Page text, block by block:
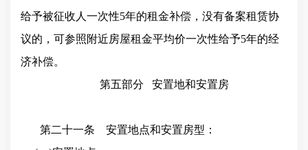
给予被征收人一次性5年的租金补偿，没有备案租赁协
议的，可参照附近房屋租金平均价一次性给予5年的经
济补偿。
第五部分
安置地和安置房
第二十一条 安置地点和安置房型：